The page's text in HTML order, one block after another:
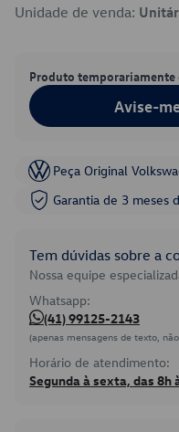
Unidade de venda:
Produto temporariamente
Avise-
Peça Original
Garantia de 3 meses
Tem dúvidas sobre a
Nossa equipe
Whatsapp:
(41) 99125-2143
(apenas mensagens de texto,
Horário de atendimento:
Segunda à sexta, das 8h